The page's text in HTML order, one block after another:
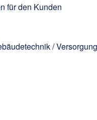
für den Kunden
/